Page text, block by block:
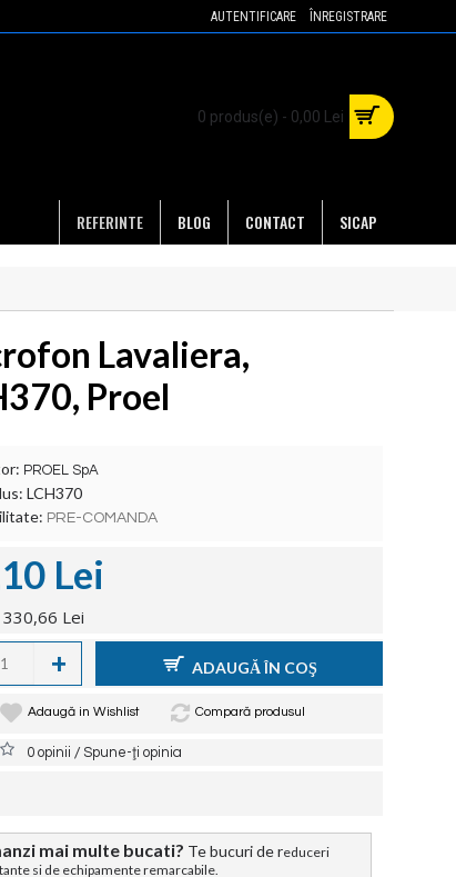
AUTENTIFICARE ÎNREGISTRARE
0 produs(e) - 0,00 Lei
SICAP
CONTACT
BLOG
REFERINTE
Lavaliera,
Proel
PROEL SpA
LCH370
PRE-COMANDA
Lei
330,66 Lei
+ ADAUGĂ ÎN COŞ
Adaugă in Wishlist Compară produsul
0 opinii /Spune-ţi opinia
mai multe bucati? Te bucuri de reduceri
si de echipamente remarcabile.